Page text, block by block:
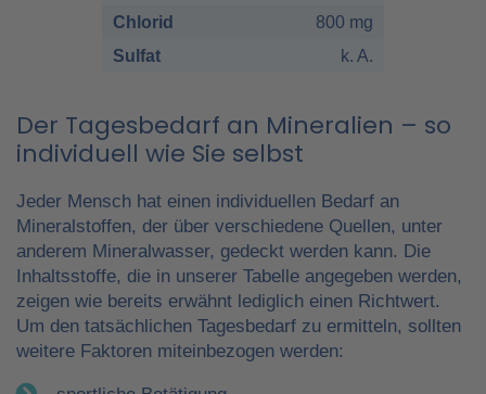
Chlorid
800 mg
Sulfat
k. A.
Der Tagesbedarf an Mineralien – so
individuell wie Sie selbst
Jeder Mensch hat einen individuellen Bedarf an
Mineralstoffen, der über verschiedene Quellen, unter
anderem Mineralwasser, gedeckt werden kann. Die
Inhaltsstoffe, die in unserer Tabelle angegeben werden,
zeigen wie bereits erwähnt lediglich einen Richtwert.
Um den tatsächlichen Tagesbedarf zu ermitteln, sollten
weitere Faktoren miteinbezogen werden: